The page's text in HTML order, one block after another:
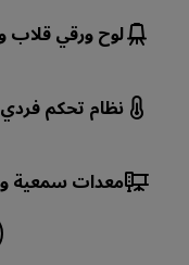
لوح ورقي قلاب
نظام تحكم فردي
معدات سمعية